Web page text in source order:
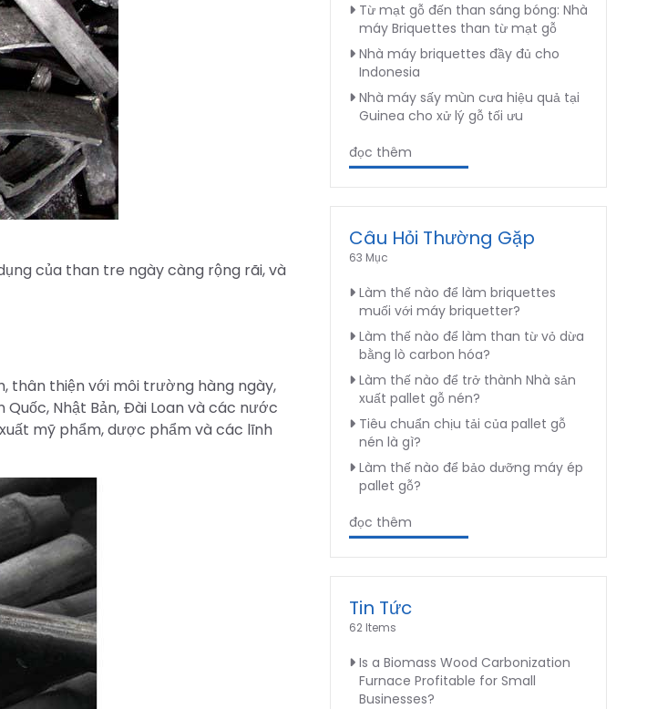
của than tre ngày càng rộng rãi, và
thân thiện với môi trường hàng ngày,
Nhật Bản, Đài Loan và các nước
mỹ phẩm, dược phẩm và các lĩnh
Từ mạt gỗ đến than sáng bóng: Nhà
máy Briquettes than từ mạt gỗ
Nhà máy briquettes đầy đủ cho
Indonesia
Nhà máy sấy mùn cưa hiệu quả tại
Guinea cho xử lý gỗ tối ưu
đọc thêm
Câu Hỏi Thường Gặp
63 Mục
Làm thế nào để làm briquettes
muối với máy briquetter?
Làm thế nào để làm than từ vỏ dừa
bằng lò carbon hóa?
Làm thế nào để trở thành Nhà sản
xuất pallet gỗ nén?
Tiêu chuẩn chịu tải của pallet gỗ
nén là gì?
Làm thế nào để bảo dưỡng máy ép
pallet gỗ?
đọc thêm
Tin Tức
62 Items
Is a Biomass Wood Carbonization
Furnace Profitable for Small
Businesses?